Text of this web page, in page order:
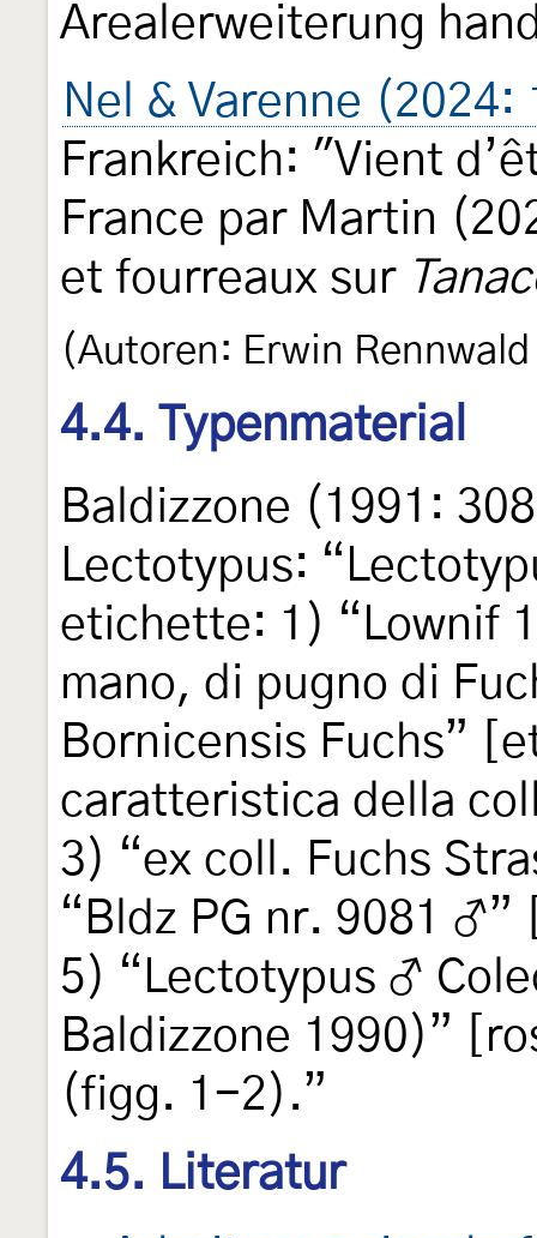
Arealerweiterung
Nel & Varenne (2024:
Frankreich: "Vient
France par Martin
et fourreaux sur
(Autoren: Erwin
4.4. Typenmaterial
Baldizzone (1991:
Lectotypus:
etichette: 1) “Lownif
mano, di pugno di
Bornicensis Fuchs”
caratteristica della
3) “ex coll. Fuchs
“Bldz PG nr. 9081
5) “Lectotypus ♂
Baldizzone 1990)”
(figg. 1-2).”
4.5. Literatur